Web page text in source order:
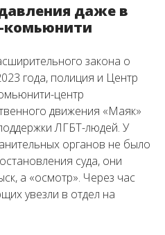
даже в
комьюнити
закона о
года, полиция и Центр
центр
движения «Маяк»
ЛГБТ-людей. У
органов не было
суда, они
а «осмотр». Через час
увезли в отдел на